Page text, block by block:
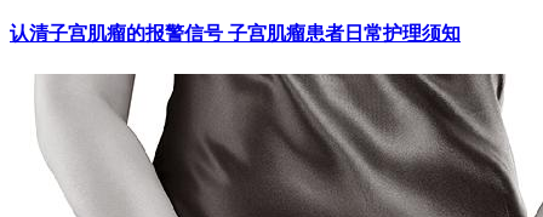
认清子宫肌瘤的报警信号 子宫肌瘤患者日常护理须知